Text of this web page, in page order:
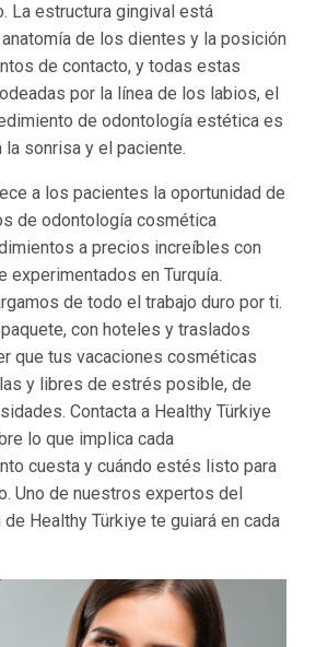
La estructura gingival está
de los dientes y la posición
de contacto, y todas estas
por la línea de los labios, el
de odontología estética es
sonrisa y el paciente.
a los pacientes la oportunidad de
de odontología cosmética
a precios increíbles con
experimentados en Turquía.
de todo el trabajo duro por ti.
con hoteles y traslados
que tus vacaciones cosméticas
y libres de estrés posible, de
Contacta a Healthy Türkiye
lo que implica cada
cuesta y cuándo estés listo para
Uno de nuestros expertos del
Healthy Türkiye te guiará en cada